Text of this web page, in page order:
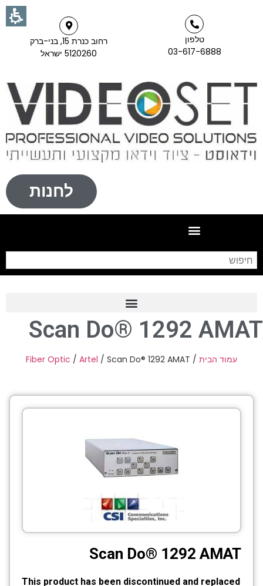
טלפון
03-617-6888
רחוב כנרת 15, בני-ברק
5120260 ישראל
לחנות
Frame Grabber
Industrial Camera
Professional Video Equipment
Visualizer
AV over IP
Scan Do® 1292 AMAT
עמוד הבית /
Fiber Optic / Artel / Scan Do® 1292 AMAT
Scan Do® 1292 AMAT
This product has been discontinued and replaced